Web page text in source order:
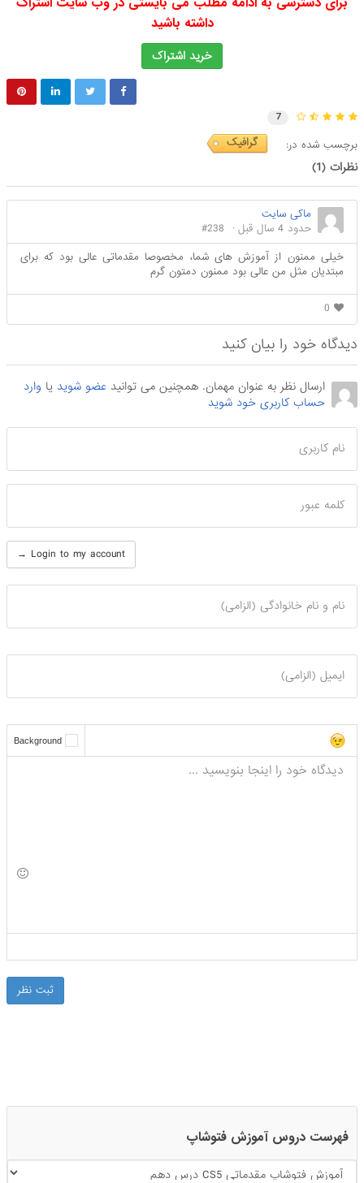
داشته باشید
خرید اشتراک
7
برچسب شده در: گرافیک
نظرات (1
)
ماکی سایت
حدود 4 سال قبل
#238
خیلی ممنون از آموزش های شما، مخصوصا مقدماتی عالی بود که برای
مبتدیان مثل من عالی بود ممنون دمتون گرم
0
دیدگاه خود را بیان کنید
ارسال نظر به عنوان مهمان. همچنین می توانید عضو شوید یا وارد
حساب کاربری خود شوید
نام کاربری
کلمه عبور
Login to my account →
نام و نام خانوادگی (الزامی)
ایمیل (الزامی)
Background
ثبت نظر
فهرست دروس آموزش فتوشاپ